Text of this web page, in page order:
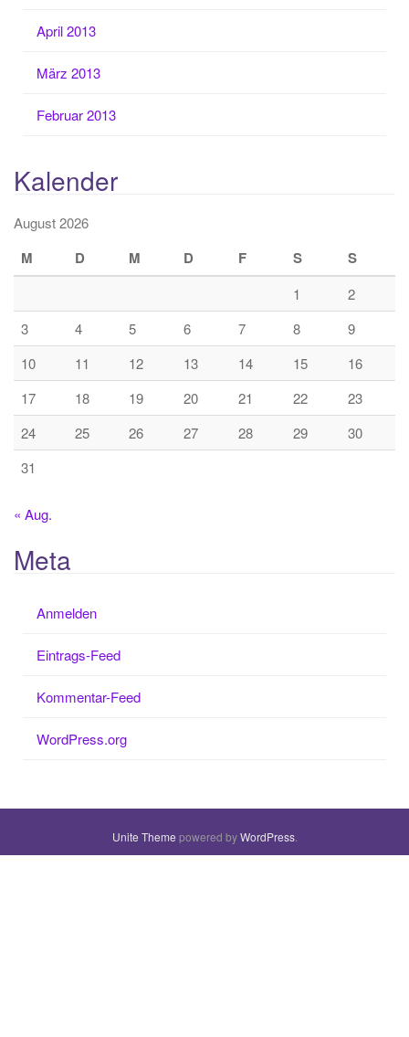
April 2013
März 2013
Februar 2013
Kalender
August 2026
M D M D F S S
1
2
3
4 5 6 7 8
9
10
11 12 13 14 15
16
17
18 19 20 21 22
23
24
25 26 27 28 29
30
31
« Aug.
Meta
Anmelden
Eintrags-Feed
Kommentar-Feed
WordPress.org
Unite Theme powered byWordPress.